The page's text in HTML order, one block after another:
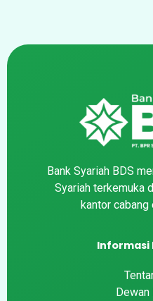
Bank Syariah BDS
Syariah terkemuka
kantor cabang
Informasi
Dewan